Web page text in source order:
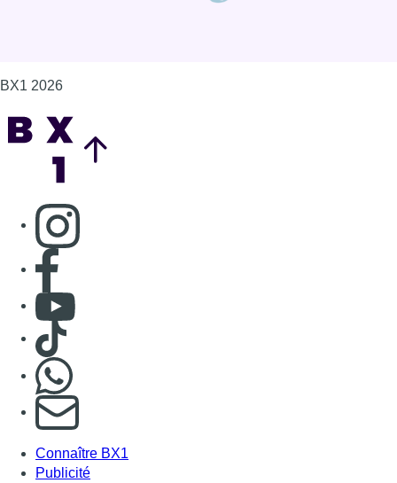
BX1 2026
Consulter page Instagram
Consulter page Facebook
Consulter Youtube
Consulter TikTok
S'abonner à notre newsletter
Connaître BX1
Publicité